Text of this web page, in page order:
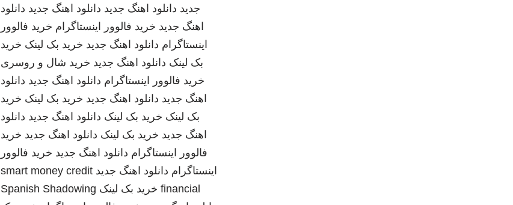
جدید دانلود اهنگ جدید دانلود اهنگ جدید دانلود
اهنگ جدید خرید فالوور اینستاگرام خرید فالوور
اینستاگرام دانلود اهنگ جدید خرید بک لینک خرید
بک لینک دانلود اهنگ جدید خرید شال و روسری
خرید فالوور اینستاگرام دانلود اهنگ جدید دانلود
اهنگ جدید دانلود اهنگ جدید خرید بک لینک خرید
بک لینک خرید بک لینک دانلود اهنگ جدید دانلود
اهنگ جدید خرید بک لینک دانلود اهنگ جدید خرید
فالوور اینستاگرام دانلود اهنگ جدید خرید فالوور
اینستاگرام دانلود اهنگ جدید smart money credit
financial خرید بک لینک Spanish Shadowing